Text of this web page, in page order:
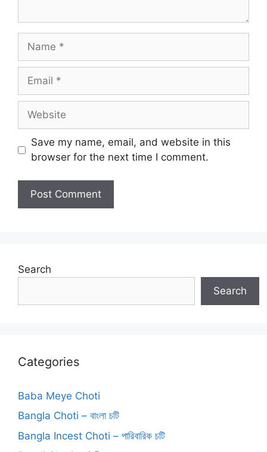
Name
Email
Website
Save my name, email, and website in this
browser for the next time I comment.
Search
Search
Categories
Baba Meye Choti
Bangla Choti – বাংলা চটি
Bangla Incest Choti – পারিবারিক চটি